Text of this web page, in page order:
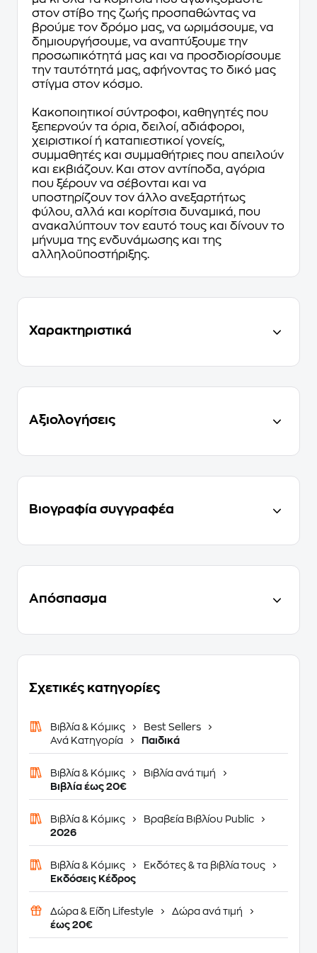
στον στίβο της ζωής προσπαθώντας να
βρούμε τον δρόμο μας, να ωριμάσουμε, να
δημιουργήσουμε, να αναπτύξουμε την
προσωπικότητά μας και να προσδιορίσουμε
την ταυτότητά μας, αφήνοντας το δικό μας
στίγμα στον κόσμο.
Κακοποιητικοί σύντροφοι, καθηγητές που
ξεπερνούν τα όρια, δειλοί, αδιάφοροι,
χειριστικοί ή καταπιεστικοί γονείς,
συμμαθητές και συμμαθήτριες που απειλούν
και εκβιάζουν. Και στον αντίποδα, αγόρια
που ξέρουν να σέβονται και να
υποστηρίζουν τον άλλο ανεξαρτήτως
φύλου, αλλά και κορίτσια δυναμικά, που
ανακαλύπτουν τον εαυτό τους και δίνουν το
μήνυμα της ενδυνάμωσης και της
αλληλοϋποστήριξης.
Χαρακτηριστικά
Αξιολογήσεις
Βιογραφία συγγραφέα
Απόσπασμα
Σχετικές κατηγορίες
Βιβλία & Κόμικς
Best Sellers
Ανά Κατηγορία
Παιδικά
Βιβλία & Κόμικς
Βιβλία ανά τιμή
Βιβλία έως 20€
Βιβλία & Κόμικς
Βραβεία Βιβλίου Public
2026
Βιβλία & Κόμικς
Εκδότες & τα βιβλία τους
Εκδόσεις Κέδρος
Δώρα & Είδη Lifestyle
Δώρα ανά τιμή
έως 20€